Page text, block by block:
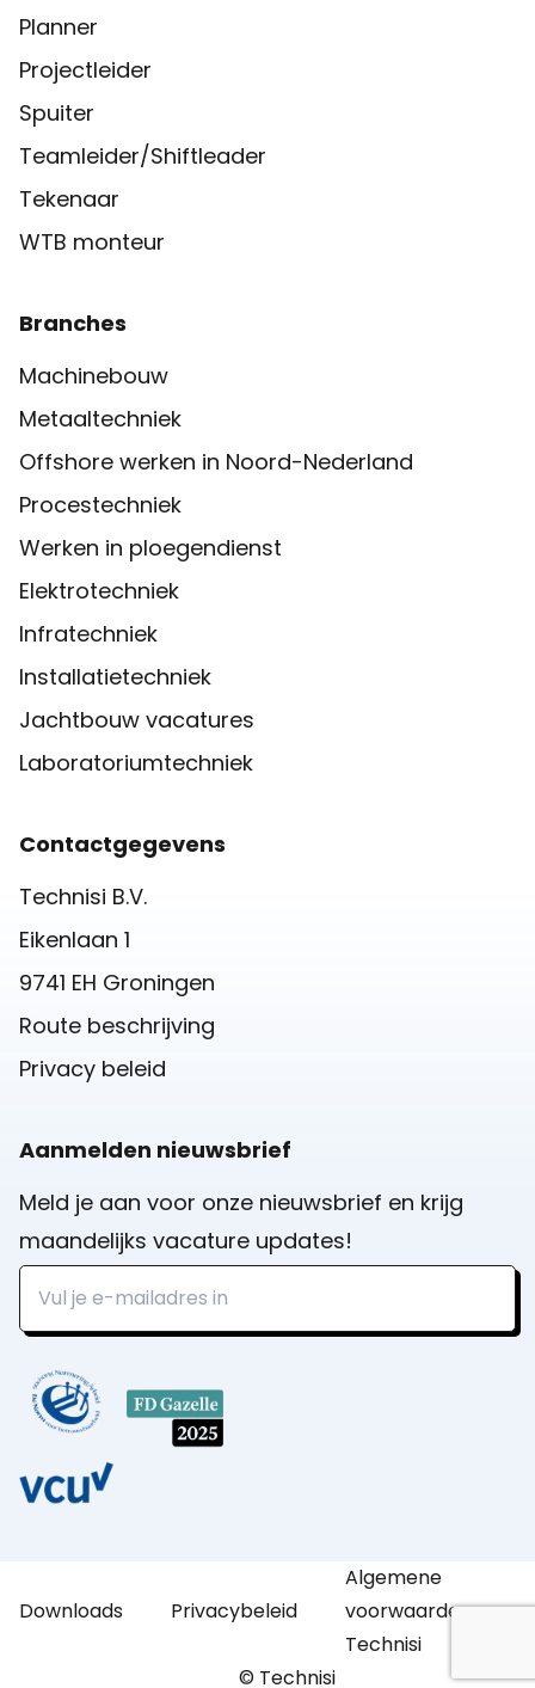
Planner
Projectleider
Spuiter
Teamleider/Shiftleader
Tekenaar
WTB monteur
Branches
Machinebouw
Metaaltechniek
Offshore werken in Noord-Nederland
Procestechniek
Werken in ploegendienst
Elektrotechniek
Infratechniek
Installatietechniek
Jachtbouw vacatures
Laboratoriumtechniek
Contactgegevens
Technisi B.V.
Eikenlaan 1
9741 EH Groningen
Route beschrijving
Privacy beleid
Aanmelden nieuwsbrief
Meld je aan voor onze nieuwsbrief en krijg
maandelijks vacature updates!
Downloads Privacybeleid
Algemene
voorwaarden
Technisi
© Technisi